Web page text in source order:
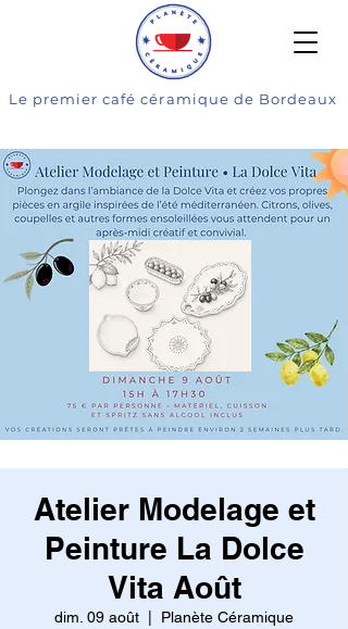
Le premier café céramique de Bordeaux
Atelier Modelage et
Peinture La Dolce
Vita Août
dim. 09 août Planète Céramique